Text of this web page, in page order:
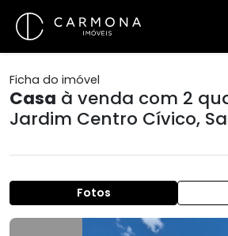
Ficha do imóvel
Casa à venda com 2
Jardim Centro Cívico,
Fotos